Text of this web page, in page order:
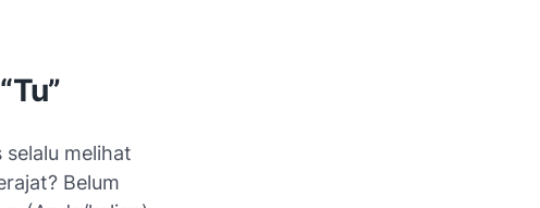
melihat
Belum